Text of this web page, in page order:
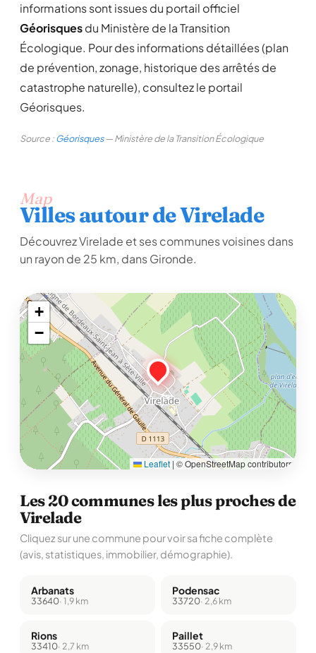
informations sont issues du portail officiel
Géorisquesdu Ministère de la Transition
Écologique. Pour des informations détaillées (plan
de prévention, zonage, historique des arrêtés de
catastrophe naturelle), consultez le portail
Géorisques.
Source :Géorisques— Ministère de la Transition Écologique
Map
Villes autour de Virelade
Découvrez Virelade et ses communes voisines dans
un rayon de 25 km, dans Gironde.
+
−
Leaflet | © OpenStreetMap contributors
Les 20 communes les plus proches de
Virelade
Cliquez sur une commune pour voir sa fiche complète
(avis, statistiques, immobilier, démographie).
Arbanats
33640· 1,9 km
Podensac
33720· 2,6 km
Rions
33410· 2,7 km
Paillet
33550· 2,9 km